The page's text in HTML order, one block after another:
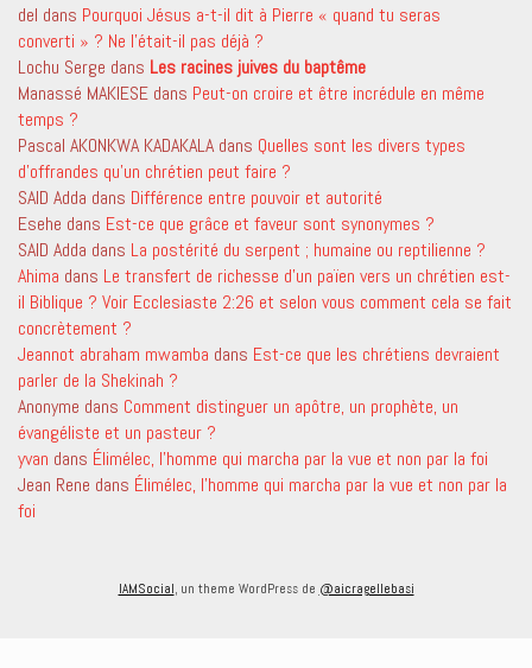
del dans Pourquoi Jésus a-t-il dit à Pierre « quand tu seras
converti » ? Ne l’était-il pas déjà ?
Lochu Serge dans Les racines juives du baptême
Manassé MAKIESE dans Peut-on croire et être incrédule en même
temps ?
Pascal AKONKWA KADAKALA dans Quelles sont les divers types
d’offrandes qu’un chrétien peut faire ?
SAID Adda dans Différence entre pouvoir et autorité
Esehe dans Est-ce que grâce et faveur sont synonymes ?
SAID Adda dans La postérité du serpent ; humaine ou reptilienne ?
Ahima dans Le transfert de richesse d’un païen vers un chrétien est-
il Biblique ? Voir Ecclesiaste 2:26 et selon vous comment cela se fait
concrètement ?
Jeannot abraham mwamba dans Est-ce que les chrétiens devraient
parler de la Shekinah ?
Anonyme dans Comment distinguer un apôtre, un prophète, un
évangéliste et un pasteur ?
yvan dans Élimélec, l’homme qui marcha par la vue et non par la foi
Jean Rene dans Élimélec, l’homme qui marcha par la vue et non par la
foi
IAMSocial , un theme WordPress de @aicragellebasi